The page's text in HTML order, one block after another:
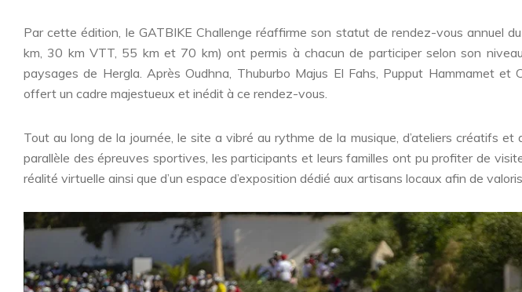
Par cette édition, le GATBIKE Challenge réaffirme son statut de rendez-vous annuel
km, 30 km VTT, 55 km et 70 km) ont permis à chacun de participer selon son
paysages de Hergla. Après Oudhna, Thuburbo Majus El Fahs, Pupput Hammamet et
offert un cadre majestueux et inédit à ce rendez-vous.
Tout au long de la journée, le site a vibré au rythme de la musique, d’ateliers créatifs et
parallèle des épreuves sportives, les participants et leurs familles ont pu profiter de
réalité virtuelle ainsi que d’un espace d’exposition dédié aux artisans locaux afin de